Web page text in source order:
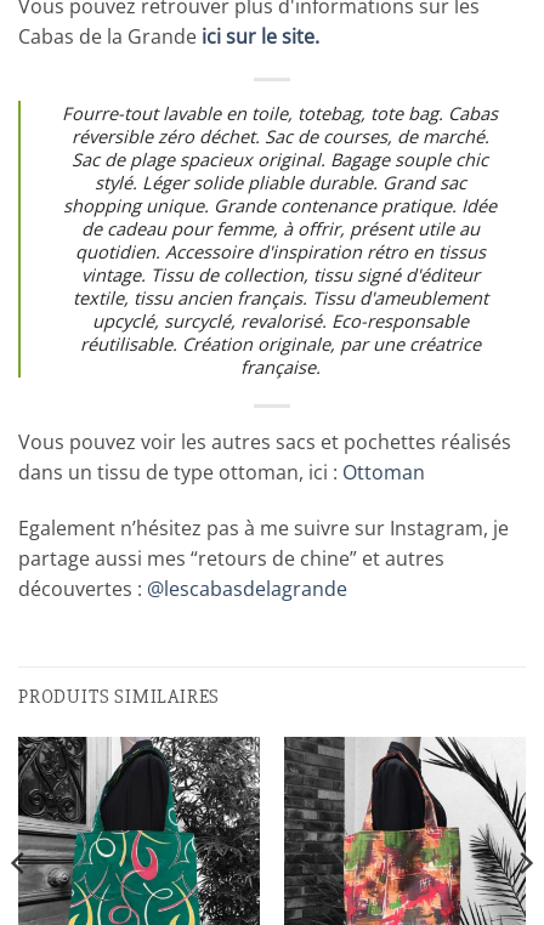
Vous pouvez retrouver plus d'informations sur les
Cabas de la Grande ici sur le site.
Fourre-tout lavable en toile, totebag, tote bag. Cabas
réversible zéro déchet. Sac de courses, de marché.
Sac de plage spacieux original. Bagage souple chic
stylé. Léger solide pliable durable. Grand sac
shopping unique. Grande contenance pratique. Idée
de cadeau pour femme, à offrir, présent utile au
quotidien. Accessoire d'inspiration rétro en tissus
vintage. Tissu de collection, tissu signé d'éditeur
textile, tissu ancien français. Tissu d'ameublement
upcyclé, surcyclé, revalorisé. Eco-responsable
réutilisable. Création originale, par une créatrice
française.
Vous pouvez voir les autres sacs et pochettes réalisés
dans un tissu de type ottoman, ici : Ottoman
Egalement n’hésitez pas à me suivre sur Instagram, je
partage aussi mes “retours de chine” et autres
découvertes : @lescabasdelagrande
PRODUITS SIMILAIRES